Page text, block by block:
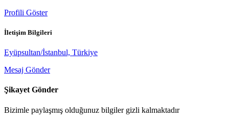
Profili Göster
İletişim Bilgileri
Eyüpsultan/İstanbul, Türkiye
Mesaj Gönder
Şikayet Gönder
Bizimle paylaşmış olduğunuz bilgiler gizli kalmaktadır